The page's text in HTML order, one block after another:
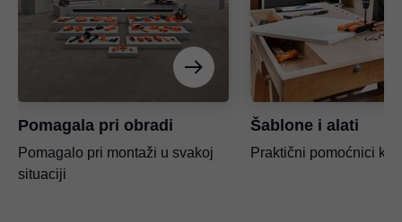
Pomagala pri obradi
Pomagalo pri montaži u svakoj
situaciji
Šablone i alati
Praktični pomoćnici